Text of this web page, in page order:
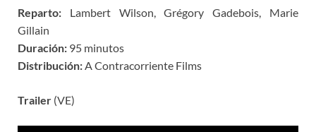
Reparto: Lambert Wilson, Grégory Gadebois, Marie
Gillain
Duración: 95 minutos
Distribución:A Contracorriente Films
Trailer (VE)